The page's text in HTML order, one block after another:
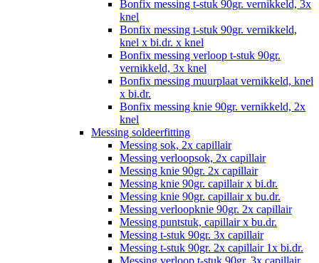
Bonfix messing t-stuk 90gr. vernikkeld, 3x
knel
Bonfix messing t-stuk 90gr. vernikkeld,
knel x bi.dr. x knel
Bonfix messing verloop t-stuk 90gr.
vernikkeld, 3x knel
Bonfix messing muurplaat vernikkeld, knel
x bi.dr.
Bonfix messing knie 90gr. vernikkeld, 2x
knel
Messing soldeerfitting
Messing sok, 2x capillair
Messing verloopsok, 2x capillair
Messing knie 90gr. 2x capillair
Messing knie 90gr. capillair x bi.dr.
Messing knie 90gr. capillair x bu.dr.
Messing verloopknie 90gr. 2x capillair
Messing puntstuk, capillair x bu.dr.
Messing t-stuk 90gr. 3x capillair
Messing t-stuk 90gr. 2x capillair 1x bi.dr.
Messing verloop t-stuk 90gr. 3x capillair